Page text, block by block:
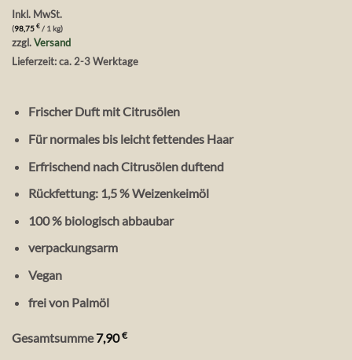
Inkl. MwSt.
(98,75 € / 1 kg)
zzgl.Versand
Lieferzeit: ca. 2-3 Werktage
Frischer Duft mit Citrusölen
Für normales bis leicht fettendes Haar
Erfrischend nach Citrusölen duftend
Rückfettung: 1,5 % Weizenkeimöl
100 % biologisch abbaubar
verpackungsarm
Vegan
frei von Palmöl
Gesamtsumme 7,90€